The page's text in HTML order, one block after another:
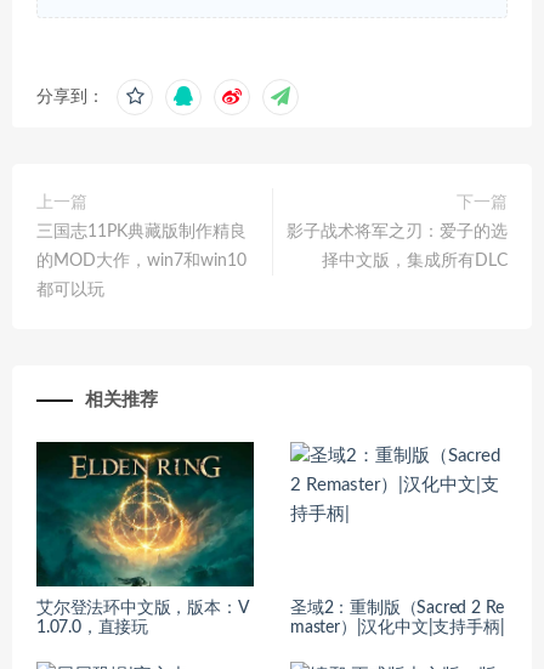
分享到：
上一篇
三国志11PK典藏版制作精良
的MOD大作，win7和win10
都可以玩
下一篇
影子战术将军之刃：爱子的选
择中文版，集成所有DLC
相关推荐
艾尔登法环中文版，版本：V
1.07.0，直接玩
圣域2：重制版（Sacred 2 Re
master）|汉化中文|支持手柄|